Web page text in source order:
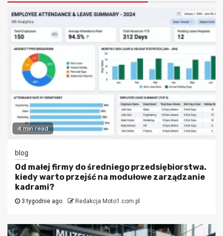
4 min read
blog
Od małej firmy do średniego przedsiębiorstwa.
kiedy warto przejść na modułowe zarządzanie
kadrami?
3 tygodnie ago Redakcja Moto1.com.pl